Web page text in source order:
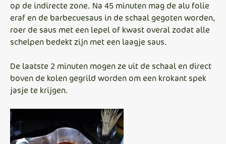
op de indirecte zone. Na 45 minuten mag de alu folie
eraf en de barbecuesaus in de schaal gegoten worden,
roer de saus met een lepel of kwast overal zodat alle
schelpen bedekt zijn met een laagje saus.
De laatste 2 minuten mogen ze uit de schaal en direct
boven de kolen gegrild worden om een krokant spek
jasje te krijgen.